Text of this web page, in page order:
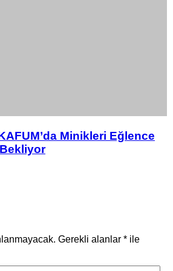
Minikleri Eğlence
Gerekli alanlar * ile